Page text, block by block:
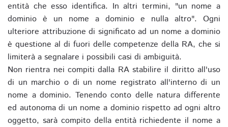
entità che esso identifica. In altri termini, "un nome a
dominio è un nome a dominio e nulla altro". Ogni
ulteriore attribuzione di significato ad un nome a dominio
è questione al di fuori delle competenze della RA, che si
limiterà a segnalare i possibili casi di ambiguità.
Non rientra nei compiti dalla RA stabilire il diritto all'uso
di un marchio o di un nome registrato all'interno di un
nome a dominio. Tenendo conto delle natura differente
ed autonoma di un nome a dominio rispetto ad ogni altro
oggetto, sarà compito della entità richiedente il nome a